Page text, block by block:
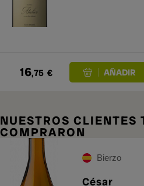
16,75 €
NUESTROS CLIENTES
COMPRARON
Bierzo
César